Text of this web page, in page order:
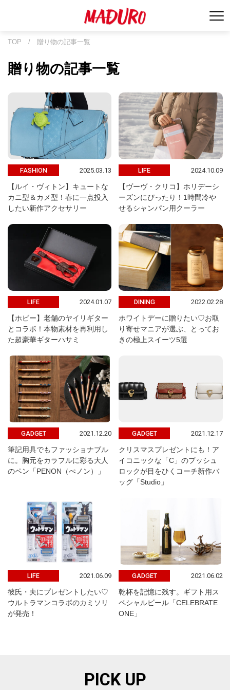
TOP / 贈り物の記事一覧
贈り物の記事一覧
FASHION 2025.03.13
【ルイ・ヴィトン】キュートな
カニ型＆カメ型！春に一点投入
したい新作アクセサリー
LIFE 2024.10.09
【ヴーヴ・クリコ】ホリデーシ
ーズンにぴったり！1時間冷や
せるシャンパン用クーラー
LIFE 2024.01.07
【ホビー】老舗のヤイリギター
とコラボ！本物素材を再利用し
た超豪華ギターハサミ
DINING 2022.02.28
ホワイトデーに贈りたい♡お取
り寄せマニアが選ぶ、とってお
きの極上スイーツ5選
GADGET 2021.12.20
筆記用具でもファッショナブル
に。胸元をカラフルに彩る大人
のペン「PENON（ぺノン）」
GADGET 2021.12.17
クリスマスプレゼントにも！ア
イコニックな「C」のプッシュ
ロックが目をひくコーチ新作バ
ッグ「Studio」
LIFE 2021.06.09
彼氏・夫にプレゼントしたい♡
ウルトラマンコラボのカミソリ
が発売！
GADGET 2021.06.02
乾杯を記憶に残す。ギフト用ス
ペシャルビール「CELEBRATE
ONE」
PICK UP